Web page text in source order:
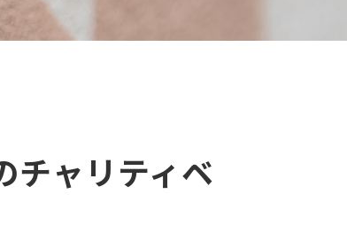
チャリティベ